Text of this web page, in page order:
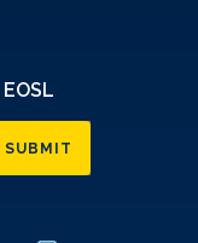
SUBMIT